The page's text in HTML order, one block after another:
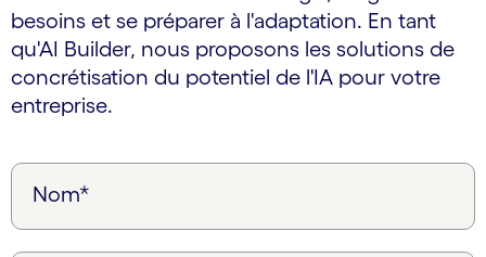
besoins et se préparer à l'adaptation. En tant
qu'AI Builder, nous proposons les solutions de
concrétisation du potentiel de l'IA pour votre
entreprise.
Nom*